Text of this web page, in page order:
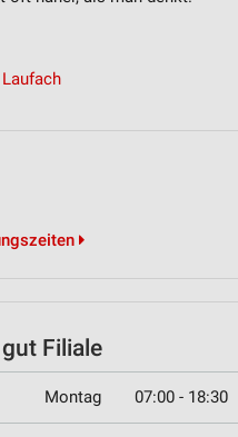
Filiale
Montag 07:00 - 18:30